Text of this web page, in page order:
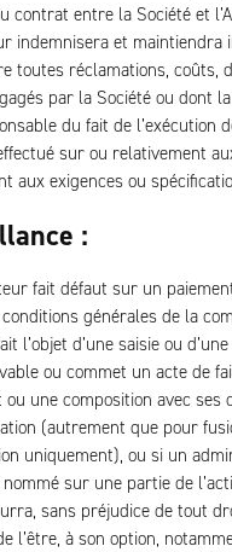
contrat entre la Société et
indemnisera et maintiendra
toutes réclamations, coûts,
par la Société ou dont
du fait de l’exécution
sur ou relativement
aux exigences ou
:
fait défaut sur un
générales de la
l’objet d’une saisie ou
ou commet un acte de
une composition avec ses
(autrement que pour
uniquement), ou si un
sur une partie de
sans préjudice de tout
l’être, à son option,